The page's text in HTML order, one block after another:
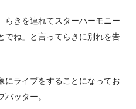
らきを連れてスターハーモニー
でね」と言ってらきに別れを告
にライブをすることになってお
ッター。